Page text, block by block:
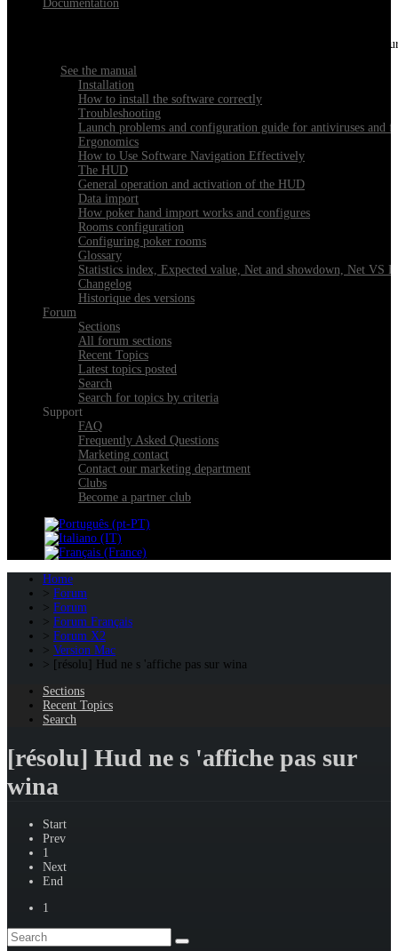
Documentation
Everything you need to know about installing, navigating and
See the manual
Installation
How to install the software correctly
Troubleshooting
Launch problems and configuration guide for antiviruses and
Ergonomics
How to Use Software Navigation Effectively
The HUD
General operation and activation of the HUD
Data import
How poker hand import works and configures
Rooms configuration
Configuring poker rooms
Glossary
Statistics index, Expected value, Net and showdown, Net VS
Changelog
Historique des versions
Forum
Sections
All forum sections
Recent Topics
Latest topics posted
Search
Search for topics by criteria
Support
FAQ
Frequently Asked Questions
Marketing contact
Contact our marketing department
Clubs
Become a partner club
Home
Forum
Forum
Forum Français
Forum X2
Version Mac
[résolu] Hud ne s 'affiche pas sur wina
Sections
Recent Topics
Search
[résolu] Hud ne s 'affiche pas sur
wina
Start
Prev
1
Next
End
1